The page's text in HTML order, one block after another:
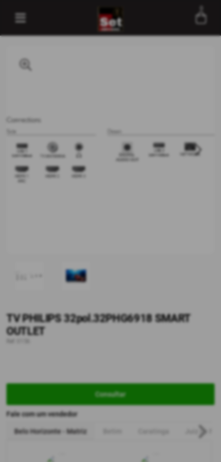
Entre com email ou cpf/cnpj
TV PHILIPS 32pol.32PHG6918 SMART
OUTLET
Consultar
Fale com um vendedor
Belo Horizonte - Matriz Juiz de